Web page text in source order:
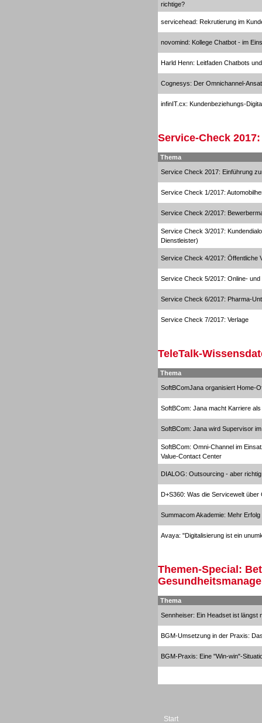
richtige?
servicehead: Rekrutierung im
novomind: Kollege Chatbot - im
Harld Henn: Leitfaden Chatbots
Cognesys: Der Omnichannel-
infinIT.cx: Kundenbeziehungs-
Service-Check
Thema
Service Check 2017: Einführung
Service Check 1/2017:
Service Check 2/2017:
Service Check 3/2017:
Dienstleister)
Service Check 4/2017: Öffentliche
Service Check 5/2017: Online- und
Service Check 6/2017: Pharma-
Service Check 7/2017: Verlage
TeleTalk-
Thema
SoftBComJana organisiert Home-
SoftBCom: Jana macht Karriere
SoftBCom: Jana wird Supervisor
SoftBCom: Omni-Channel im
Value-Contact Center
DIALOG: Outsourcing - aber
D+S360: Was die Servicewelt
Summacom Akademie: Mehr
Avaya: "Digitalisierung ist ein
Themen-Special:
Thema
Sennheiser: Ein Headset ist längst
BGM-Umsetzung in der Praxis:
BGM-Praxis: Eine "Win-win"-
Start